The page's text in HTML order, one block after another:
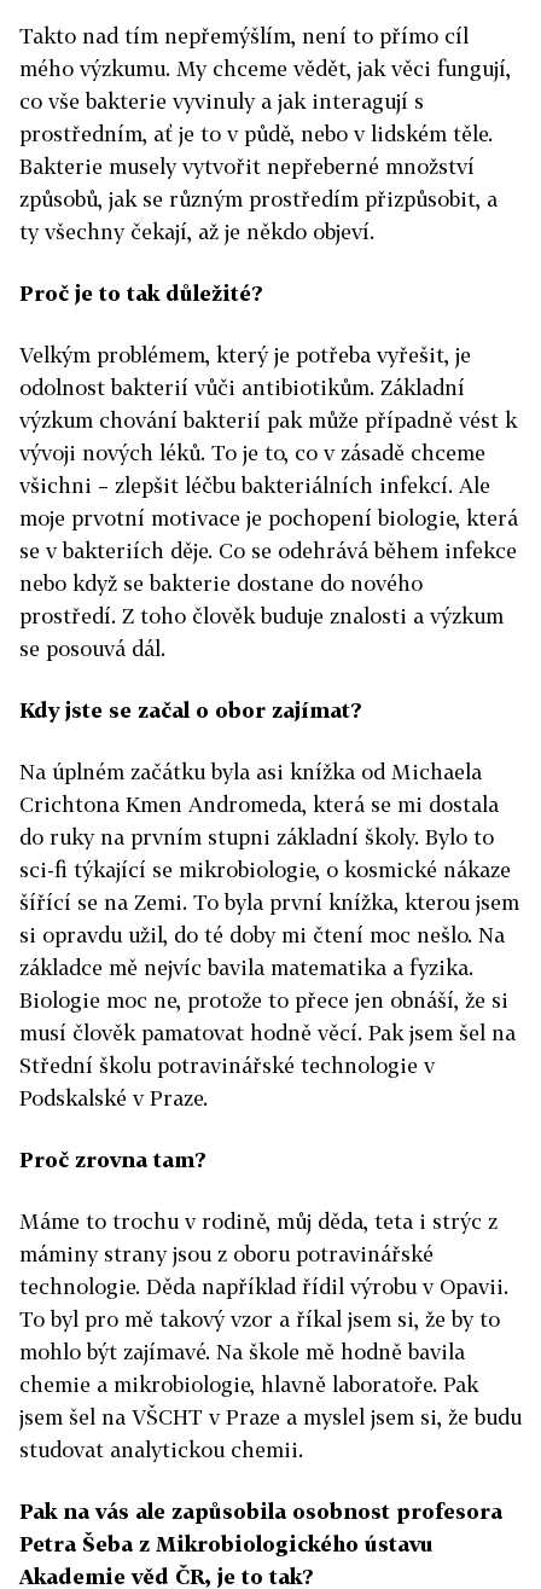
Takto nad tím nepřemýšlím, není to přímo cíl
mého výzkumu. My chceme vědět, jak věci fungují,
co vše bakterie vyvinuly a jak interagují s
prostředním, ať je to v půdě, nebo v lidském těle.
Bakterie musely vytvořit nepřeberné množství
způsobů, jak se různým prostředím přizpůsobit, a
ty všechny čekají, až je někdo objeví.
Proč je to tak důležité?
Velkým problémem, který je potřeba vyřešit, je
odolnost bakterií vůči antibiotikům. Základní
výzkum chování bakterií pak může případně vést k
vývoji nových léků. To je to, co v zásadě chceme
všichni – zlepšit léčbu bakteriálních infekcí. Ale
moje prvotní motivace je pochopení biologie, která
se v bakteriích děje. Co se odehrává během infekce
nebo když se bakterie dostane do nového
prostředí. Z toho člověk buduje znalosti a výzkum
se posouvá dál.
Kdy jste se začal o obor zajímat?
Na úplném začátku byla asi knížka od Michaela
Crichtona Kmen Andromeda, která se mi dostala
do ruky na prvním stupni základní školy. Bylo to
sci-fi týkající se mikrobiologie, o kosmické nákaze
šířící se na Zemi. To byla první knížka, kterou jsem
si opravdu užil, do té doby mi čtení moc nešlo. Na
základce mě nejvíc bavila matematika a fyzika.
Biologie moc ne, protože to přece jen obnáší, že si
musí člověk pamatovat hodně věcí. Pak jsem šel na
Střední školu potravinářské technologie v
Podskalské v Praze.
Proč zrovna tam?
Máme to trochu v rodině, můj děda, teta i strýc z
máminy strany jsou z oboru potravinářské
technologie. Děda například řídil výrobu v Opavii.
To byl pro mě takový vzor a říkal jsem si, že by to
mohlo být zajímavé. Na škole mě hodně bavila
chemie a mikrobiologie, hlavně laboratoře. Pak
jsem šel na VŠCHT v Praze a myslel jsem si, že budu
studovat analytickou chemii.
Pak na vás ale zapůsobila osobnost profesora
Petra Šeba z Mikrobiologického ústavu
Akademie věd ČR, je to tak?